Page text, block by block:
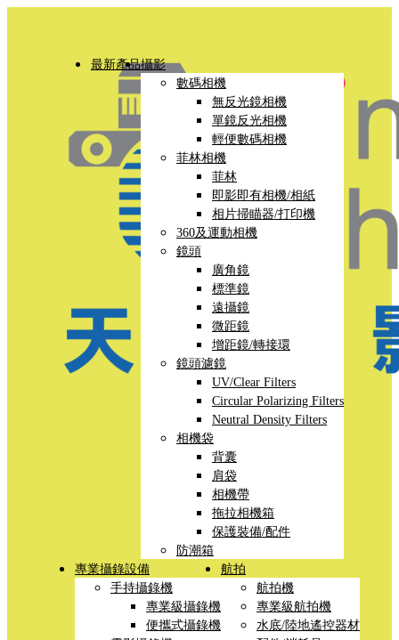
最新產品攝影
數碼相機
無反光鏡相機
單鏡反光相機
輕便數碼相機
菲林相機
菲林
即影即有相機/相紙
相片掃瞄器/打印機
360及運動相機
鏡頭
廣角鏡
標準鏡
遠攝鏡
微距鏡
增距鏡/轉接環
鏡頭濾鏡
UV/Clear Filters
Circular Polarizing Filters
Neutral Density Filters
相機袋
背囊
肩袋
相機帶
拖拉相機箱
保護裝備/配件
防潮箱
專業攝錄設備
手持攝錄機
專業級攝錄機
便攜式攝錄機
航拍
航拍機
專業級航拍機
水底/陸地遙控器材